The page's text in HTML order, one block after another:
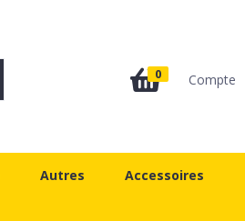
0 Compte
Autres Accessoires